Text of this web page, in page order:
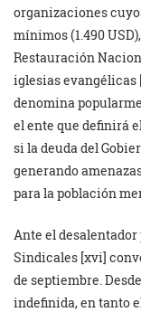
organizaciones
mínimos (1.490
Restauración
iglesias evangélicas
denomina
el ente que definirá
si la deuda del
generando
para la población
Ante el
Sindicales [xvi]
de septiembre.
indefinida, en tanto